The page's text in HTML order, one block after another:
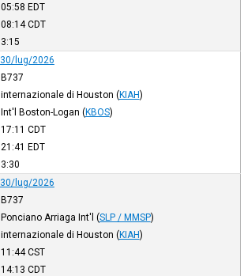
05:58 EDT
08:14CDT
3:15
30/lug/2026
B737
internazionale di Houston (KIAH)
Int'l Boston-Logan (KBOS)
17:11 CDT
21:41 EDT
3:30
30/lug/2026
B737
Ponciano Arriaga Int'l (SLP / MMSP)
internazionale di Houston (KIAH)
11:44CST
14:13 CDT